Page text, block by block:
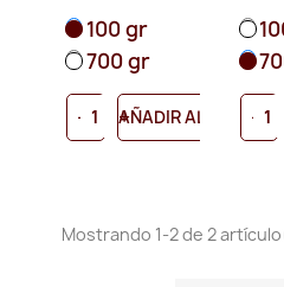
100 gr
700 gr
- +
AÑADIR AL CARRITO
-
Mostrando 1-2 de 2